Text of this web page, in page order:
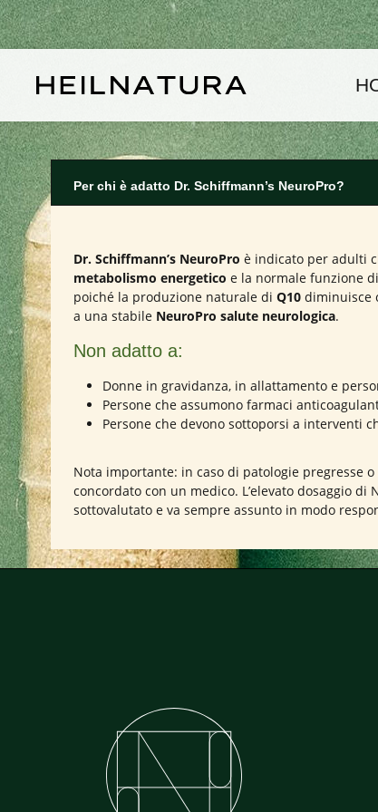
al contenuto principale
Passa alla navigazione principale
Per chi è adatto Dr. Schiffmann’s NeuroPro?
Dr. Schiffmann’s NeuroPro è indicato per adulti
metabolismo energetico e la normale funzione di
poiché la produzione naturale di Q10 diminuisce
a una stabile NeuroPro salute neurologica.
Non adatto a:
Donne in gravidanza, in allattamento e
Persone che assumono farmaci
Persone che devono sottoporsi a interventi
Nota importante: in caso di patologie pregresse
concordato con un medico. L’elevato dosaggio
sottovalutato e va sempre assunto in modo